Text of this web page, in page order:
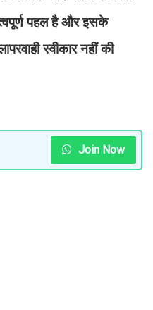
पहल है और इसके
स्वीकार नहीं की
Join Now